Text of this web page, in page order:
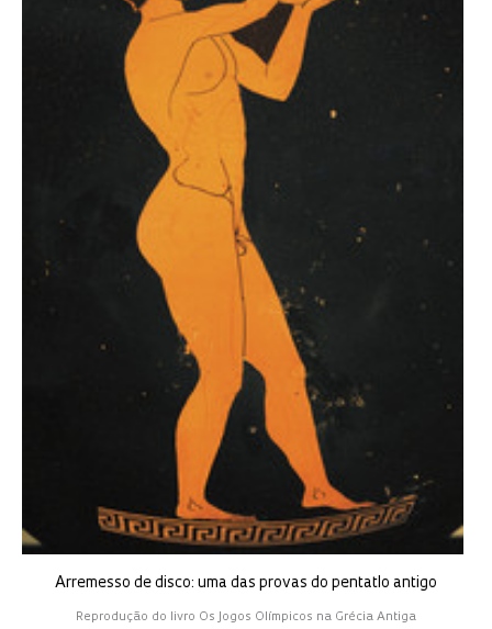
Arremesso de disco: uma das provas do pentatlo antigo
Reprodução do livro Os Jogos Olímpicos na Grécia Antiga